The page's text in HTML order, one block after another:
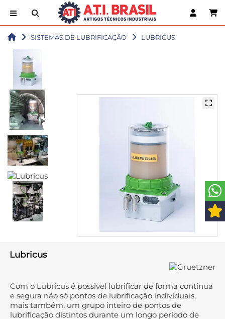
SISTEMAS DE LUBRIFICAÇÃO LUBRICUS
Lubricus
Com o Lubricus é possivel lubrificar de forma continua
e segura não só pontos de lubrificação individuais,
mais também, um grupo inteiro de pontos de
lubrificação distintos durante um longo período de